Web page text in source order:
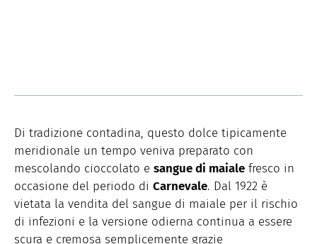
Di tradizione contadina, questo dolce tipicamente
meridionale un tempo veniva preparato con
mescolando cioccolato e sangue di maiale fresco in
occasione del periodo di Carnevale. Dal 1922 è
vietata la vendita del sangue di maiale per il rischio
di infezioni e la versione odierna continua a essere
scura e cremosa semplicemente grazie